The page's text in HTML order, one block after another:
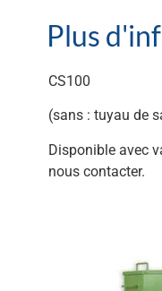
Plus
CS100
(sans : tuyau de
Disponible avec
nous contacter.